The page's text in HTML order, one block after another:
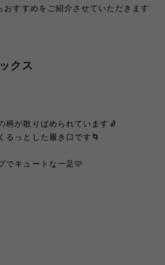
すすめをご紹介させていただきます
クス
柄が散りばめられています🧦
るっとした履き口です🌀
でキュートな一足🩷